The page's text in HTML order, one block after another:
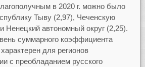
в 2020 г. можно было
Тыву (2,97), Чеченскую
Ненецкий автономный округ (2,25).
суммарного коэффициента
для регионов
с преобладанием русского